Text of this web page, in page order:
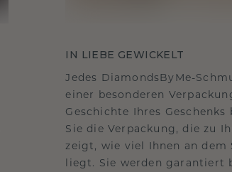
IN LIEBE GEWICKELT
Jedes DiamondsByMe-
einer besonderen
Geschichte Ihres
Sie die Verpackung, die zu
zeigt, wie viel Ihnen an dem
liegt. Sie werden garantiert